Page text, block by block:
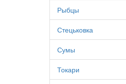
Рыбцы
Стецьковка
Сумы
Токари